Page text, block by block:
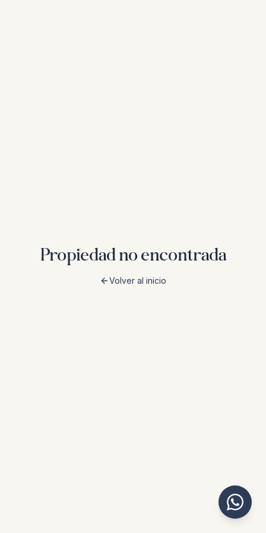
Propiedad no encontrada
Volver al inicio